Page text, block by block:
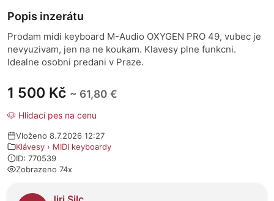
1 500 Kč ~ 61,80 €
🐶 Hlídací pes na cenu
Vloženo 8.7.2026 12:27
Klávesy › MIDI keyboardy
ID: 770539
Zobrazeno 74x
O prodejci
Popis inzerátu
Prodam midi keyboard M-Audio OXYGEN PRO 49, vubec je
nevyuzivam, jen na ne koukam. Klavesy plne funkcni.
Idealne osobni predani v Praze.